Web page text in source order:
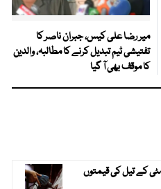
میر رضا علی کیس، جبران ناصر کا
تفتیشی ٹیم تبدیل کرنے کا مطالبہ، والدین
کا موقف بھی آ گیا
مٹی کے تیل کی قیمتوں